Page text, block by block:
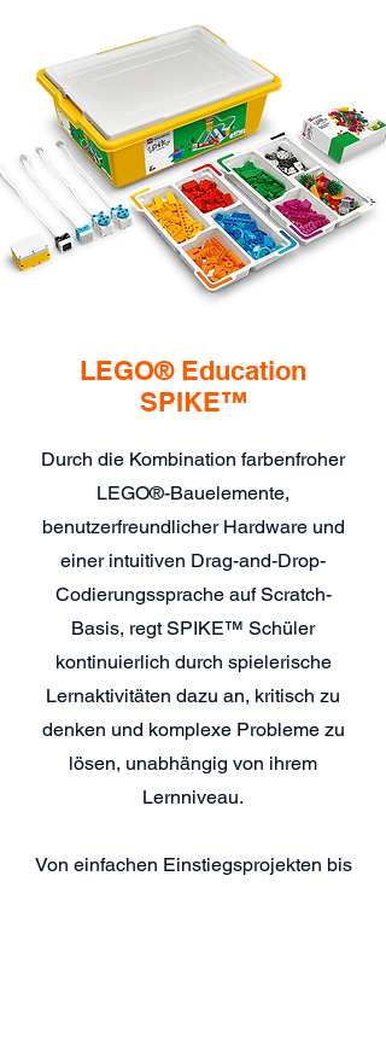
LEGO® Education
SPIKE™
Durch die Kombination farbenfroher
LEGO®-Bauelemente,
benutzerfreundlicher Hardware und
einer intuitiven Drag-and-Drop-
Codierungssprache auf Scratch-
Basis, regt SPIKE™ Schüler
kontinuierlich durch spielerische
Lernaktivitäten dazu an, kritisch zu
denken und komplexe Probleme zu
lösen, unabhängig von ihrem
Lernniveau.
Von einfachen Einstiegsprojekten bis